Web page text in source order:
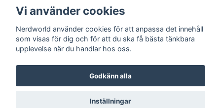
Sociala medier
© 2026 Nerdworld
Vi använder cookies
Nerdworld använder cookies för att anpassa det innehåll
som visas för dig och för att du ska få bästa tänkbara
upplevelse när du handlar hos oss.
Godkänn alla
Inställningar